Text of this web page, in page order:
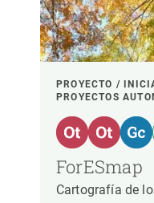
PROYECTO /
PROYECTOS
ForESmap
Cartografía de